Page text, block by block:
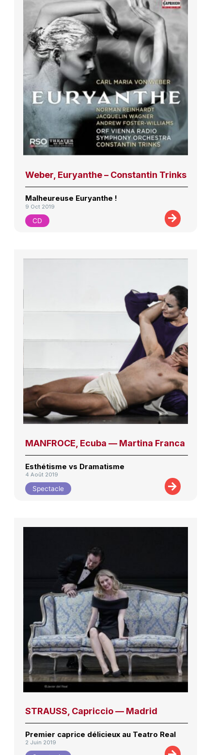
Weber, Euryanthe – Constantin Trinks
Malheureuse Euryanthe !
9 Oct 2019
CD
MANFROCE, Ecuba — Martina Franca
Esthétisme vs Dramatisme
4 Août 2019
Spectacle
STRAUSS, Capriccio — Madrid
Premier caprice délicieux au Teatro Real
2 Juin 2019